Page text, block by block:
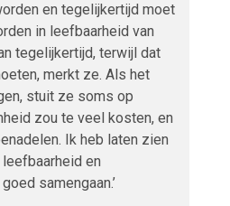
en tegelijkertijd moet
in leefbaarheid van
tegelijkertijd, terwijl dat
merkt ze. Als het
stuit ze soms op
zou te veel kosten, en
Ik heb laten zien
en
samengaan.’